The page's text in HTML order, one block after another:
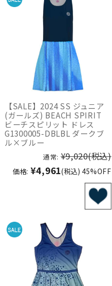
【SALE】2024 SS ジュニア
(ガールズ) BEACH SPIRIT
ビーチスピリット ドレス
G1300005-DBLBL ダークブ
ル×ブルー
通常: ¥9,020(税込)
価格: ¥4,961(税込) 45%OFF